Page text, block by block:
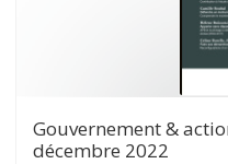
Gouvernement &
décembre 2022